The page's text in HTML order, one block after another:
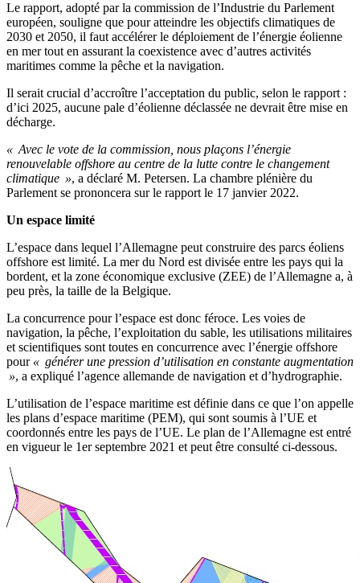
Le rapport, adopté par la commission de l’Industrie du Parlement
européen, souligne que pour atteindre les objectifs climatiques de
2030 et 2050, il faut accélérer le déploiement de l’énergie éolienne
en mer tout en assurant la coexistence avec d’autres activités
maritimes comme la pêche et la navigation.
Il serait crucial d’accroître l’acceptation du public, selon le rapport :
d’ici 2025, aucune pale d’éolienne déclassée ne devrait être mise en
décharge.
« Avec le vote de la commission, nous plaçons l’énergie
renouvelable offshore au centre de la lutte contre le changement
climatique », a déclaré M. Petersen. La chambre plénière du
Parlement se prononcera sur le rapport le 17 janvier 2022.
Un espace limité
L’espace dans lequel l’Allemagne peut construire des parcs éoliens
offshore est limité. La mer du Nord est divisée entre les pays qui la
bordent, et la zone économique exclusive (ZEE) de l’Allemagne a, à
peu près, la taille de la Belgique.
La concurrence pour l’espace est donc féroce. Les voies de
navigation, la pêche, l’exploitation du sable, les utilisations militaires
et scientifiques sont toutes en concurrence avec l’énergie offshore
pour « générer une pression d’utilisation en constante augmentation
», a expliqué l’agence allemande de navigation et d’hydrographie.
L’utilisation de l’espace maritime est définie dans ce que l’on appelle
les plans d’espace maritime (PEM), qui sont soumis à l’UE et
coordonnés entre les pays de l’UE. Le plan de l’Allemagne est entré
en vigueur le 1er septembre 2021 et peut être consulté ci-dessous.